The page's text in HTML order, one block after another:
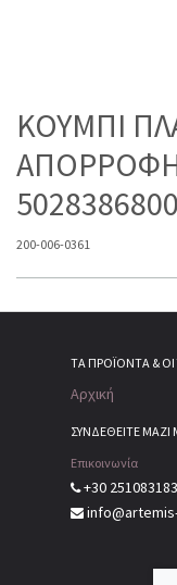
ΚΟΥΜΠΙ
200-006-0361
ΤΑ ΠΡΟΪΌΝΤΑ & ΟΙ
Αρχική
ΣΥΝΔΕΘΕΙΤΕ ΜΑΖΙ
Επικοινωνία
+30